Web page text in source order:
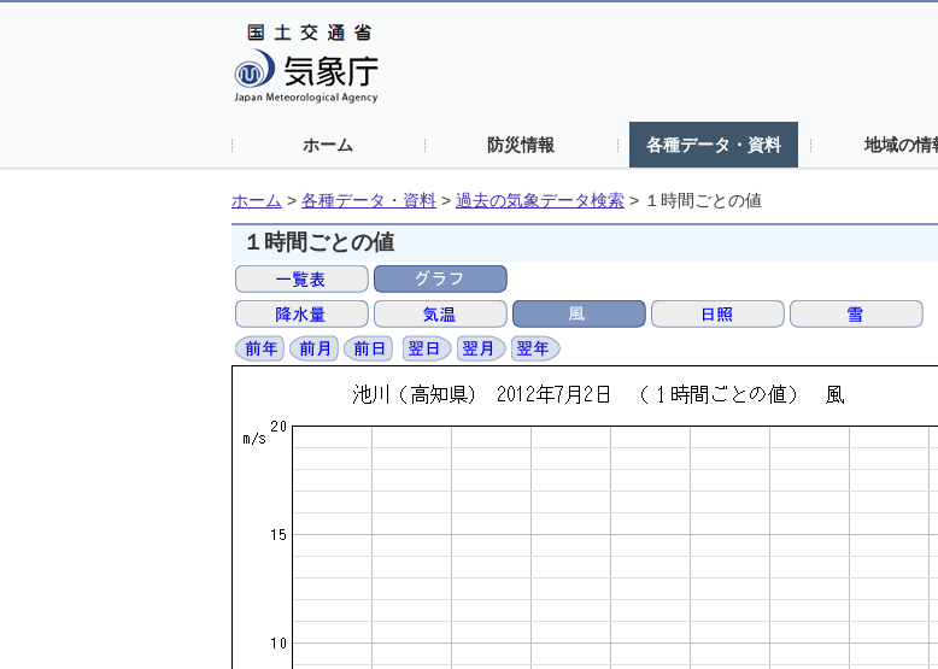
ホーム 防災情報 各種データ・資料 地域の情
ホーム > 各種データ・資料 > 過去の気象データ検索 > １時間ごとの値
１時間ごとの値